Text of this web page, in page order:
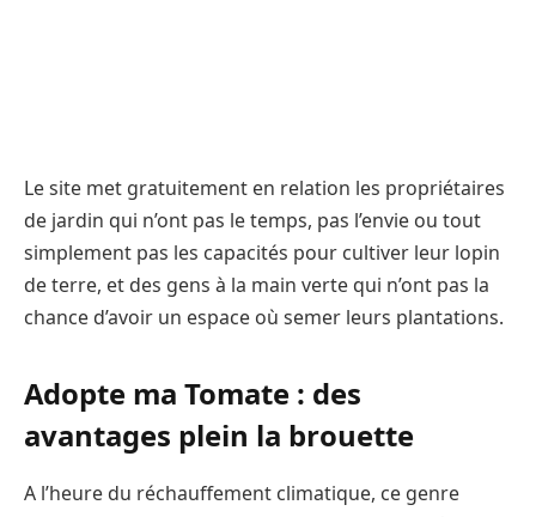
Le site met gratuitement en relation les propriétaires
de jardin qui n’ont pas le temps, pas l’envie ou tout
simplement pas les capacités pour cultiver leur lopin
de terre, et des gens à la main verte qui n’ont pas la
chance d’avoir un espace où semer leurs plantations.
Adopte ma Tomate : des
avantages plein la brouette
A l’heure du réchauffement climatique, ce genre